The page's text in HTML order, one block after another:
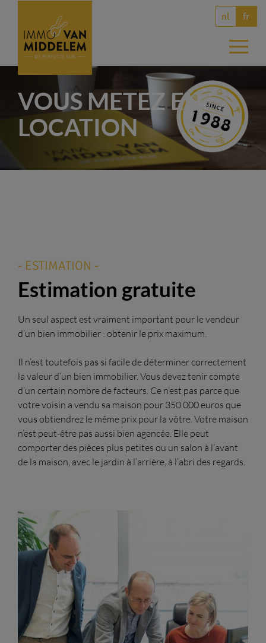
nl fr
VOUS METEZ EN
LOCATION
- ESTIMATION -
Estimation gratuite
Un seul aspect est vraiment important pour le vendeur
d’un bien immobilier : obtenir le prix maximum.
Il n’est toutefois pas si facile de déterminer correctement
la valeur d’un bien immobilier. Vous devez tenir compte
d’un certain nombre de facteurs. Ce n’est pas parce que
votre voisin a vendu sa maison pour 350 000 euros que
vous obtiendrez le même prix pour la vôtre. Votre maison
n’est peut-être pas aussi bien agencée. Elle peut
comporter des pièces plus petites ou un salon à l’avant
de la maison, avec le jardin à l’arrière, à l’abri des regards.